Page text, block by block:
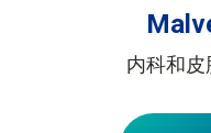
内科和